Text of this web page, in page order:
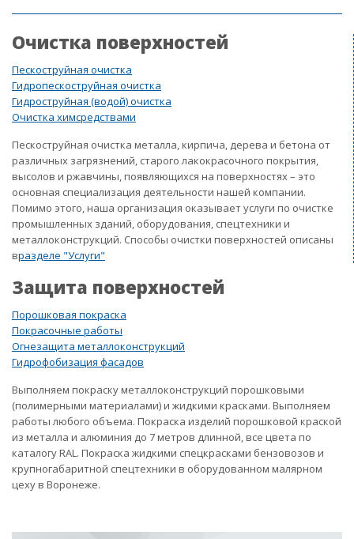
Очистка поверхностей
Пескоструйная очистка
Гидропескоструйная очистка
Гидроструйная (водой) очистка
Очистка химсредствами
Пескоструйная очистка металла, кирпича, дерева и бетона от
различных загрязнений, старого лакокрасочного покрытия,
высолов и ржавчины, появляющихся на поверхностях – это
основная специализация деятельности нашей компании.
Помимо этого, наша организация оказывает услуги по очистке
промышленных зданий, оборудования, спецтехники и
металлоконструкций. Способы очистки поверхностей описаны
вразделе "Услуги"
Защита поверхностей
Порошковая покраска
Покрасочные работы
Огнезащита металлоконструкций
Гидрофобизация фасадов
Выполняем покраску металлоконструкций порошковыми
(полимерными материалами) и жидкими красками. Выполняем
работы любого объема. Покраска изделий порошковой краской
из металла и алюминия до 7 метров длинной, все цвета по
каталогу RAL. Покраска жидкими спецкрасками бензовозов и
крупногабаритной спецтехники в оборудованном малярном
цеху в Воронеже.